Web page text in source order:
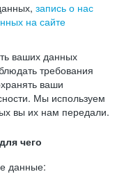
запись о нас
на сайте
ваших данных
требования
ваши
Мы используем
вы их нам передали.
чего
данные: